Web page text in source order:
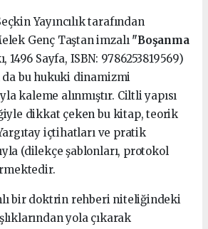
Yayıncılık tarafından
Genç Taştan imzalı "Boşanma
1496 Sayfa, ISBN: 9786253819569)
da bu hukuki dinamizmi
kaleme alınmıştır. Ciltli yapısı
dikkat çeken bu kitap, teorik
içtihatları ve pratik
(dilekçe şablonları, protokol
bir doktrin rehberi niteliğindeki
yola çıkarak